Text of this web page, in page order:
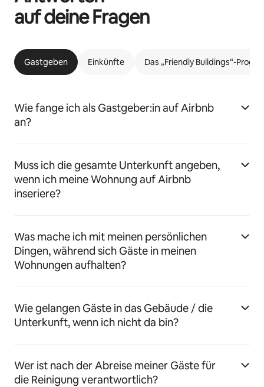
auf deine Fragen
Gastgeben Einkünfte Das „Friendly Buildings“-
Wie fange ich als Gastgeber:in auf Airbnb
an?
Muss ich die gesamte Unterkunft angeben,
wenn ich meine Wohnung auf Airbnb
inseriere?
Was mache ich mit meinen persönlichen
Dingen, während sich Gäste in meinen
Wohnungen aufhalten?
Wie gelangen Gäste in das Gebäude / die
Unterkunft, wenn ich nicht da bin?
Wer ist nach der Abreise meiner Gäste für
die Reinigung verantwortlich?